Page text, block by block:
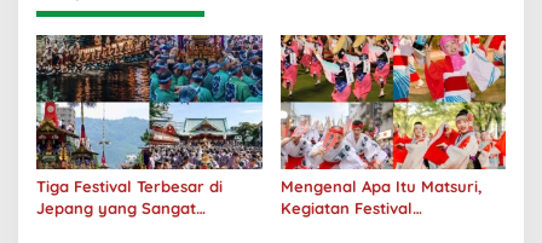
Tiga Festival Terbesar di
Jepang yang Sangat
Mengenal Apa Itu Matsuri,
Kegiatan Festival